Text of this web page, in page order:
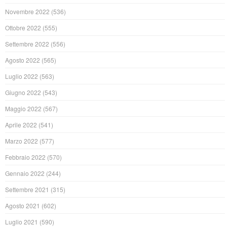
Novembre 2022 (536)
Ottobre 2022 (555)
Settembre 2022 (556)
Agosto 2022 (565)
Luglio 2022 (563)
Giugno 2022 (543)
Maggio 2022 (567)
Aprile 2022 (541)
Marzo 2022 (577)
Febbraio 2022 (570)
Gennaio 2022 (244)
Settembre 2021 (315)
Agosto 2021 (602)
Luglio 2021 (590)